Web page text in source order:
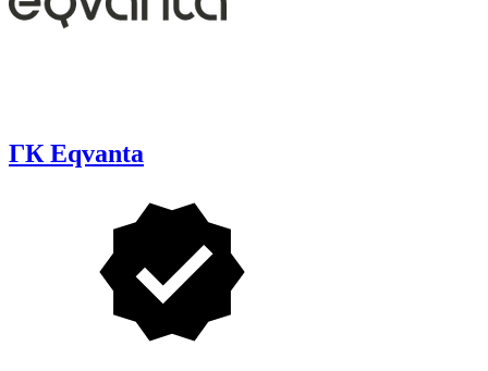
ГК Eqvanta